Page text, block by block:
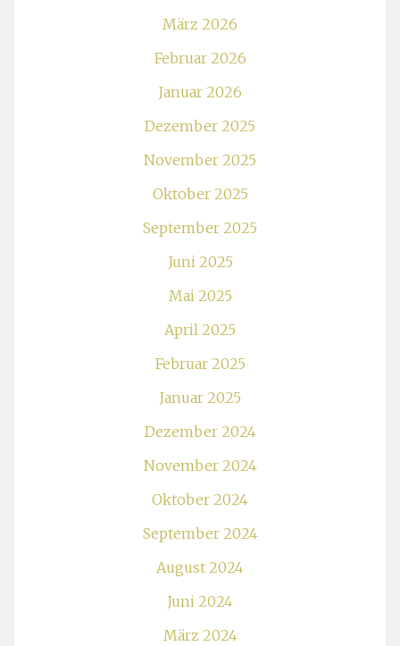
März 2026
Februar 2026
Januar 2026
Dezember 2025
November 2025
Oktober 2025
September 2025
Juni 2025
Mai 2025
April 2025
Februar 2025
Januar 2025
Dezember 2024
November 2024
Oktober 2024
September 2024
August 2024
Juni 2024
März 2024